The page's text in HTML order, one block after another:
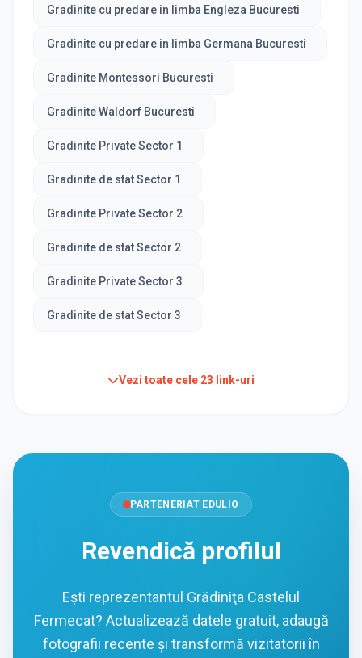
Gradinite cu predare in limba Engleza Bucuresti
Gradinite cu predare in limba Germana Bucuresti
Gradinite Montessori Bucuresti
Gradinite Waldorf Bucuresti
Gradinite Private Sector 1
Gradinite de stat Sector 1
Gradinite Private Sector 2
Gradinite de stat Sector 2
Gradinite Private Sector 3
Gradinite de stat Sector 3
Vezi toate cele 23 link-uri
PARTENERIAT EDULIO
Revendică profilul
Ești reprezentantul Grădiniţa Castelul
Fermecat? Actualizează datele gratuit, adaugă
fotografii recente și transformă vizitatorii în